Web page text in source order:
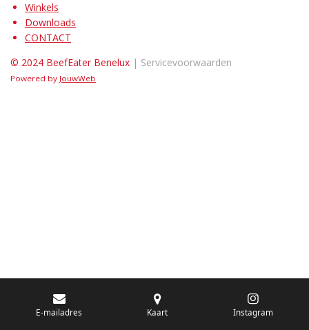
Winkels
Downloads
CONTACT
© 2024 BeefEater Benelux | Servicevoorwaarden
Powered by JouwWeb
E-mailadres Kaart Instagram